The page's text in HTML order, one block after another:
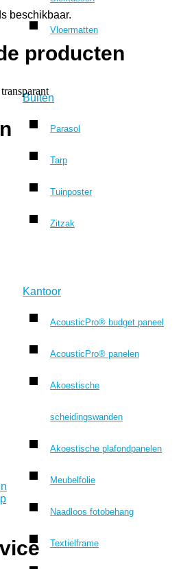
Vloermatten
Buiten
Parasol
Tarp
Tuinposter
Zitzak
Kantoor
AcousticPro® budget paneel
AcousticPro® panelen
Akoestische
scheidingswanden
Akoestische plafondpanelen
Meubelfolie
Naadloos fotobehang
Textielframe
beschikbaar.
producten